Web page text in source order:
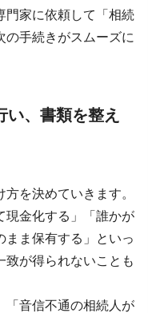
門家に依頼して「相続
の手続きがスムーズに
、書類を整え
を決めていきます。
現金化する」「誰かが
まま保有する」といっ
致が得られないことも
「音信不通の相続人が